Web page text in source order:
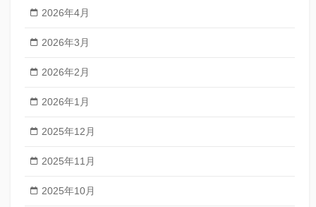
2026年4月
2026年3月
2026年2月
2026年1月
2025年12月
2025年11月
2025年10月